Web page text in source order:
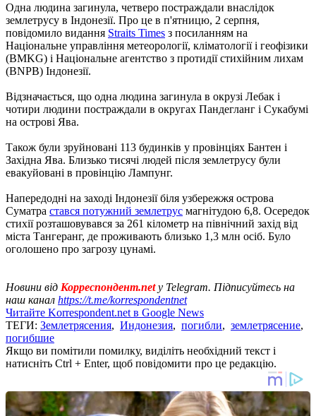
Одна людина загинула, четверо постраждали внаслідок
землетрусу в Індонезії. Про це в п'ятницю, 2 серпня,
повідомило видання Straits Times з посиланням на
Національне управління метеорології, кліматології і геофізики
(BMKG) і Національне агентство з протидії стихійним лихам
(BNPB) Індонезії.
Відзначається, що одна людина загинула в окрузі Лебак і
чотири людини постраждали в округах Пандегланг і Сукабумі
на острові Ява.
Також були зруйновані 113 будинків у провінціях Бантен і
Західна Ява. Близько тисячі людей після землетрусу були
евакуйовані в провінцію Лампунг.
Напередодні на заході Індонезії біля узбережжя острова
Суматра стався потужний землетрус магнітудою 6,8. Осередок
стихії розташовувався за 261 кілометр на північний захід від
міста Тангеранг, де проживають близько 1,3 млн осіб. Було
оголошено про загрозу цунамі.
Новини від Корреспондент.netу Telegram. Підписуйтесь на
наш канал https://t.me/korrespondentnet
Читайте Korrespondent.net в Google News
ТЕГИ: Землетрясения, Индонезия, погибли, землетрясение,
погибшие
Якщо ви помітили помилку, виділіть необхідний текст і
натисніть Ctrl + Enter, щоб повідомити про це редакцію.